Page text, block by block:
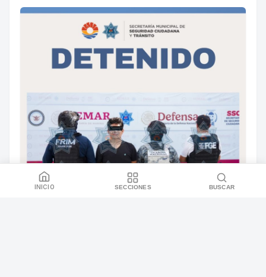
INICIO SECCIONES BUSCAR